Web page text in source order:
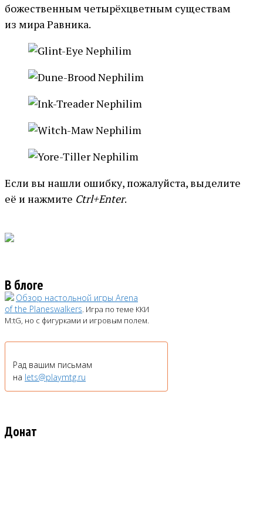
божественным четырёхцветным существам
из мира Равника.
Если вы нашли ошибку, пожалуйста, выделите
её и нажмите Ctrl+Enter.
В блоге
Обзор настольной игры Arena
of the Planeswalkers. Игра по теме ККИ
M:tG, но с фигурками и игровым полем.
Рад вашим письмам
на lets@playmtg.ru
Донат